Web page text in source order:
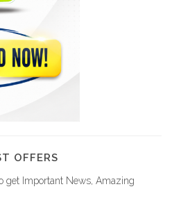
OFFERS
get Important News, Amazing